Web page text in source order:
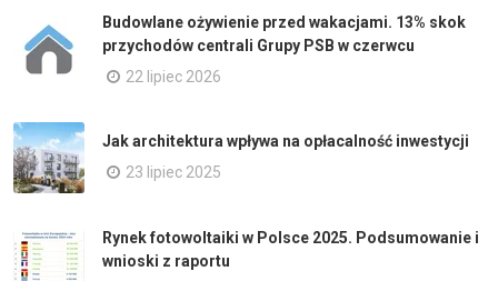
Budowlane ożywienie przed wakacjami. 13% skok
przychodów centrali Grupy PSB w czerwcu
22 lipiec 2026
Jak architektura wpływa na opłacalność inwestycji
23 lipiec 2025
Rynek fotowoltaiki w Polsce 2025. Podsumowanie i
wnioski z raportu